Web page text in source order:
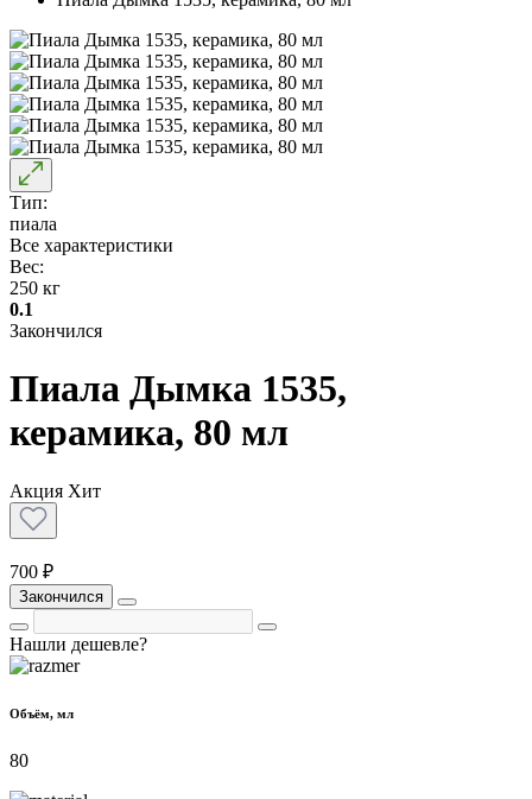
Тип:
пиала
Все характеристики
Вес:
250 кг
0.1
Закончился
Пиала Дымка 1535,
керамика, 80 мл
Акция Хит
700 ₽
Закончился
Нашли дешевле?
Объём, мл
80